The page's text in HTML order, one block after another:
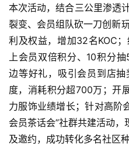
商
业
观
察
新
科
技
投
本次活动，结合三公里渗透
裂变、会员组队砍一刀创新
利及权益，增加32名KOC
上会员双倍积分、10积分
边等好礼，吸引会员到店
度，消耗积分超700万；开
力服饰业绩增长；针对高阶
会员茶话会”社群共建活动，
及邀约，成功转化多名社区种